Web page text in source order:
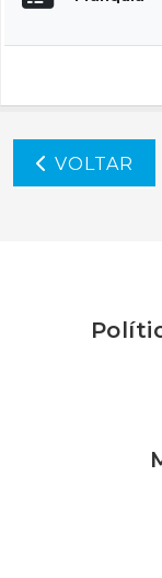
VOLTAR